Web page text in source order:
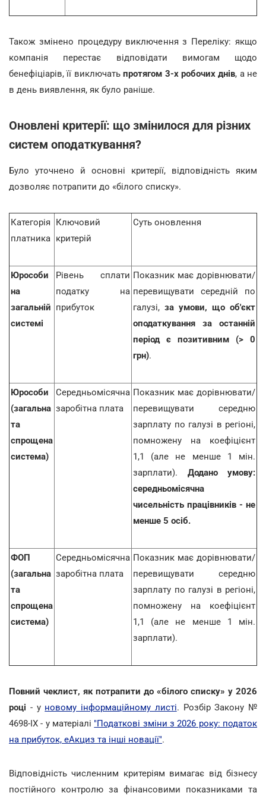
Також змінено процедуру виключення з Переліку: якщо
компанія перестає відповідати вимогам щодо
бенефіціарів, її виключатьпротягом 3-х робочих днів, а не
в день виявлення, як було раніше.
Оновлені критерії: що змінилося для різних
систем оподаткування?
Було уточнено й основні критерії, відповідність яким
дозволяє потрапити до «білого списку».
Категорія
платника
Ключовий
критерій
Суть оновлення
Юрособи
на
загальній
системі
Рівень сплати
податку на
прибуток
Показник має дорівнювати/
перевищувати середній по
галузі, за умови, що об'єкт
оподаткування за останній
період є позитивним (> 0
грн).
Юрособи
(загальна
та
спрощена
система)
Середньомісячна
заробітна плата
Показник має дорівнювати/
перевищувати середню
зарплату по галузі в регіоні,
помножену на коефіцієнт
1,1 (але не менше 1 мін.
зарплати). Додано умову:
середньомісячна
чисельність працівників - не
менше 5 осіб.
ФОП
(загальна
та
спрощена
система)
Середньомісячна
заробітна плата
Показник має дорівнювати/
перевищувати середню
зарплату по галузі в регіоні,
помножену на коефіцієнт
1,1 (але не менше 1 мін.
зарплати).
Повний чеклист, як потрапити до «білого списку» у 2026
році - у новому інформаційному листі. Розбір Закону №
4698-IX - у матеріалі "Податкові зміни з 2026 року: податок
на прибуток, еАкциз та інші новації".
Відповідність численним критеріям вимагає від бізнесу
постійного контролю за фінансовими показниками та